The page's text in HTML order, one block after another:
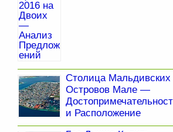
Столица Мальдивских
Островов Мале —
и Расположение